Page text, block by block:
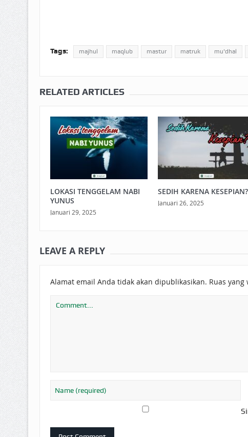
Tags: majhul maqlub mastur matruk mu'dhal
RELATED ARTICLES
LOKASI TENGGELAM NABI
YUNUS
Januari 29, 2025
SEDIH KARENA KESEPIAN?
Januari 26, 2025
LEAVE A REPLY
Alamat email Anda tidak akan dipublikasikan. Ruas